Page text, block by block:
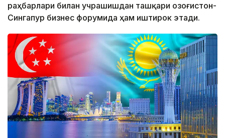
раҳбарлари билан учрашишдан ташқари Қозоғистон-
Сингапур бизнес форумида ҳам иштирок этади.